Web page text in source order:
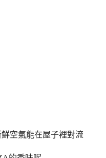
空氣能在屋子裡對流